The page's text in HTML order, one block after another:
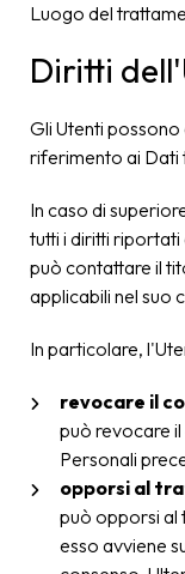
Luogo del
Diritti
Gli Utenti
riferimento ai Dati
In caso di
tutti i diritti riportati
può contattare il
applicabili nel suo
In particolare,
revocare il
può revocare
Personali
opporsi al
può opporsi al
esso avviene